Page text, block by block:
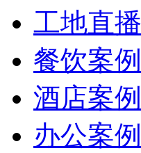
工地直播
餐饮案例
酒店案例
办公案例